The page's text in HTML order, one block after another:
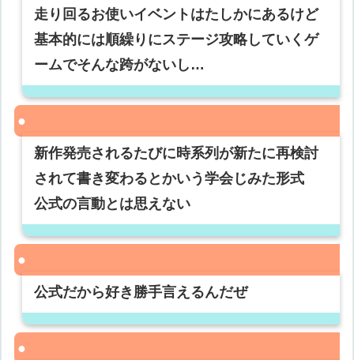
走り回るお使いイベントはたしかにあるけど
基本的には順繰りにステージ攻略していくゲ
ームでそんな跨がないし…
新作発売されるたびに時系列が新たに再検討
されて書き変わるとかいう学会じみた形式
公式の言動とは思えない
公式だから好き勝手言えるんだぜ